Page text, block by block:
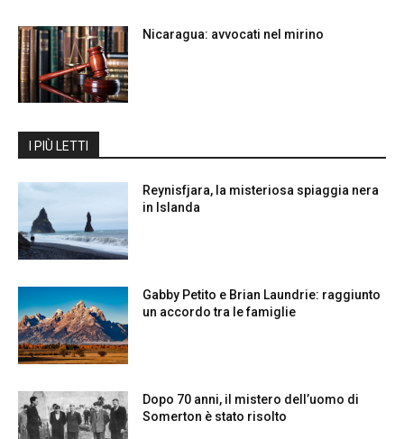
Nicaragua: avvocati nel mirino
I PIÙ LETTI
Reynisfjara, la misteriosa spiaggia nera
in Islanda
Gabby Petito e Brian Laundrie: raggiunto
un accordo tra le famiglie
Dopo 70 anni, il mistero dell’uomo di
Somerton è stato risolto